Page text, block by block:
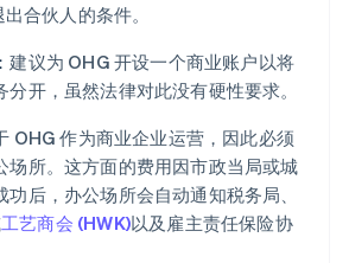
合伙人的条件。
建议为 OHG 开设一个商业账户以将
开，虽然法律对此没有硬性要求。
OHG 作为商业企业运营，因此必须
场所。这方面的费用因市政当局或城
后，办公场所会自动通知税务局、
工艺商会 (HWK)以及雇主责任保险协